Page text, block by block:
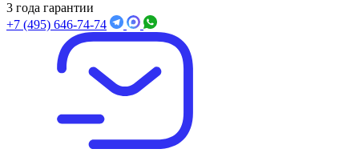
3 года гарантии
+7 (495) 646-74-74